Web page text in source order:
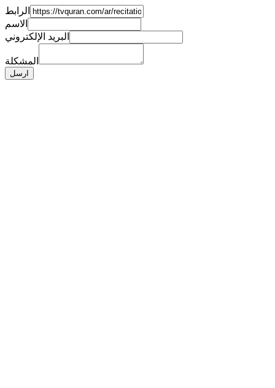
الرابط
الاسم
البريد الإلكتروني
المشكلة
ارسل